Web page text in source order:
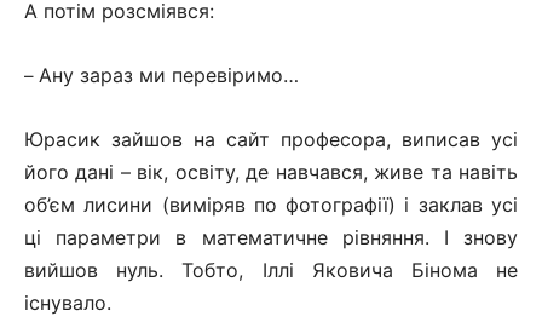
А потім розсміявся:
– Ану зараз ми перевіримо…
Юрасик зайшов на сайт професора, виписав усі
його дані – вік, освіту, де навчався, живе та навіть
об’єм лисини (виміряв по фотографії) і заклав усі
ці параметри в математичне рівняння. І знову
вийшов нуль. Тобто, Іллі Яковича Бінома не
існувало.